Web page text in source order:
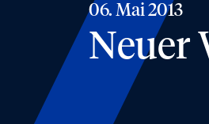
06. Mai 2013
Neuer